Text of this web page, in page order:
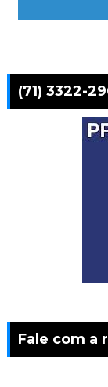
(71) 3322-
Fale com a